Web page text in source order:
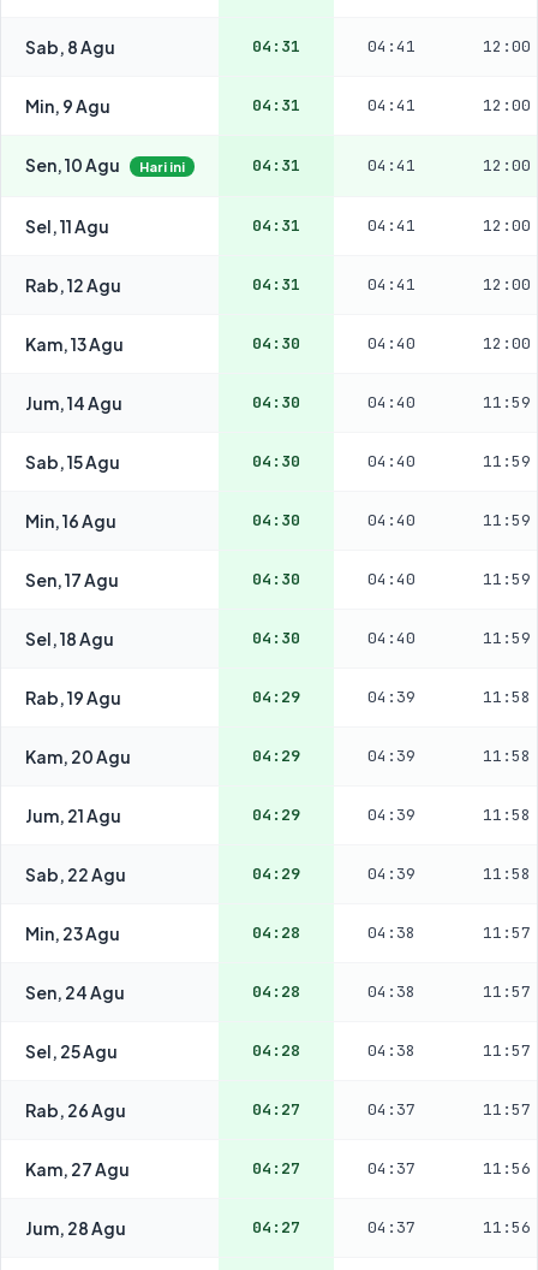
Sab, 8 Agu 04:31 04:41 12:00
Min, 9 Agu 04:31 04:41 12:00
Sen, 10 Agu Hari ini 04:31 04:41 12:00
Sel, 11 Agu 04:31 04:41 12:00
Rab, 12 Agu 04:31 04:41 12:00
Kam, 13 Agu 04:30 04:40 12:00
Jum, 14 Agu 04:30 04:40 11:59
Sab, 15 Agu 04:30 04:40 11:59
Min, 16 Agu 04:30 04:40 11:59
Sen, 17 Agu 04:30 04:40 11:59
Sel, 18 Agu 04:30 04:40 11:59
Rab, 19 Agu 04:29 04:39 11:58
Kam, 20 Agu 04:29 04:39 11:58
Jum, 21 Agu 04:29 04:39 11:58
Sab, 22 Agu 04:29 04:39 11:58
Min, 23 Agu 04:28 04:38 11:57
Sen, 24 Agu 04:28 04:38 11:57
Sel, 25 Agu 04:28 04:38 11:57
Rab, 26 Agu 04:27 04:37 11:57
Kam, 27 Agu 04:27 04:37 11:56
Jum, 28 Agu 04:27 04:37 11:56